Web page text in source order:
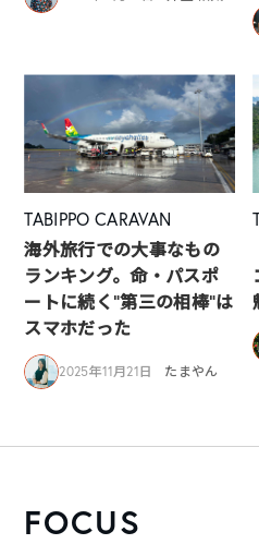
TABIPPO CARAVAN
海外旅行での大事なもの
ランキング。命・パスポ
ートに続く“第三の相棒”は
スマホだった
2025年11月21日 たまやん
FOCUS